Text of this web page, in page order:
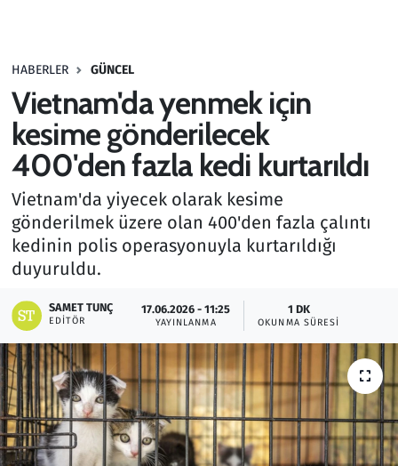
HABERLER GÜNCEL
Vietnam'da yenmek için
kesime gönderilecek
400'den fazla kedi kurtarıldı
Vietnam'da yiyecek olarak kesime
gönderilmek üzere olan 400'den fazla çalıntı
kedinin polis operasyonuyla kurtarıldığı
duyuruldu.
SAMET TUNÇ
EDITÖR
17.06.2026 - 11:25
YAYINLANMA
1 DK
OKUNMA SÜRESI
Haber
Kültür Sanat
Kurumsal Haberler
Lezzet Durağı
Memur ve Kamu
Otomobil
Oyun
Ramazan
Resmi İlanlar